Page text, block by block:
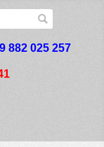
882 025 257